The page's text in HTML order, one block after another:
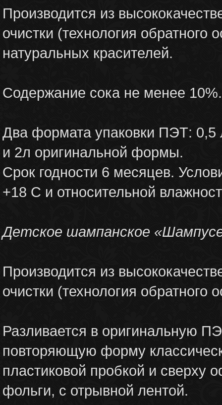
Производится из
очистки (технология
натуральных красителей.
Содержание сока не менее 10%.
Два формата упаковки ПЭТ: 0,5
и 2л оригинальной формы.
Срок годности 6 месяцев.
+18 С и относительной
Детское шампанское
Производится из
очистки (технология обратного
Разливается в оригинальную
повторяющую форму
пластиковой пробкой и сверху
фольги, с отрывной лентой.